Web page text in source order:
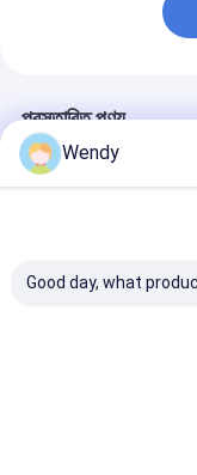
প্রস্তাবিত পণ্য
Wendy
Good day, what